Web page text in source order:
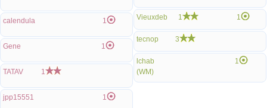
calendula 1
Gene 1
TATAV 1
jpp15551 1
Vieuxdeb 1 1
tecnop 3
lchab
(WM)
1